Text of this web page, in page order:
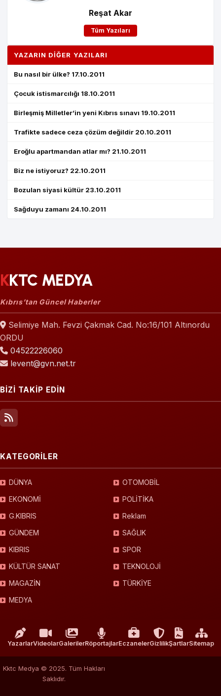
Reşat Akar
Tüm Yazıları
YAZARIN DIĞER YAZILARI
Bu nasıl bir ülke? 17.10.2011
Çocuk istismarcılığı 18.10.2011
Birleşmiş Milletler’in yeni Kıbrıs sınavı 19.10.2011
Trafikte sadece ceza çözüm değildir 20.10.2011
Eroğlu apartmandan atlar mı? 21.10.2011
Biz ne istiyoruz? 22.10.2011
Bozulan siyasi kültür 23.10.2011
Sağduyu zamanı 24.10.2011
KKTC MEDYA
Kıbrıs’tan Güncel Haberler
Selimiye Mah. Fevzi Çakmak Cad. No:16/101 Altınordu
ORDU
04522226060
levent@gvn.net.tr
BİZİ TAKİP EDİN
KATEGORİLER
DÜNYA
EKONOMİ
G.KIBRIS
GÜNDEM
KIBRIS
KÜLTÜR SANAT
MAGAZİN
MEDYA
OTOMOBİL
POLİTİKA
Reklam
SAĞLIK
SPOR
TEKNOLOJİ
TÜRKİYE
YazarlarVideolarGalerilerRöportajlarEczanelerGizlilikŞartlarSitemap
Kktc Medya © 2025. Tüm Hakları
Saklıdır.